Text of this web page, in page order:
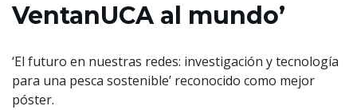
VentanUCA al mundo’
‘El futuro en nuestras redes: investigación y tecnología
para una pesca sostenible’ reconocido como mejor
póster.